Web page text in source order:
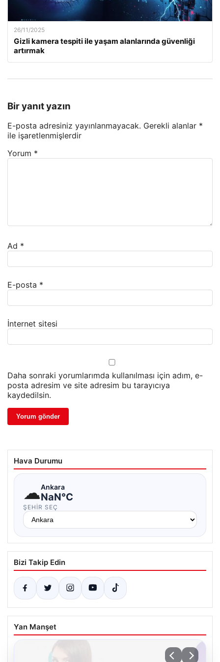
26/11/2025
Gizli kamera tespiti ile yaşam alanlarında güvenliği
artırmak
Bir yanıt yazın
E-posta adresiniz yayınlanmayacak. Gerekli alanlar *
ile işaretlenmişlerdir
Yorum *
Ad *
E-posta *
İnternet sitesi
Daha sonraki yorumlarımda kullanılması için adım, e-
posta adresim ve site adresim bu tarayıcıya
kaydedilsin.
Hava Durumu
☁Ankara
NaN°C
ŞEHIR SEÇ
Bizi Takip Edin
Yan Manşet